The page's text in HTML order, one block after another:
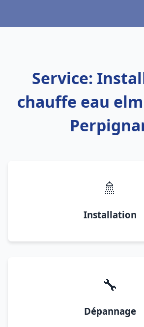
Service:
chauffe eau
🚿
Installation
🔧
Dépannage